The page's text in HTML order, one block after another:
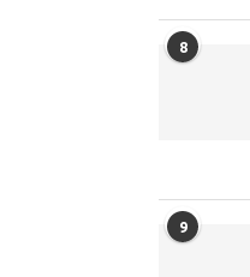
8
9